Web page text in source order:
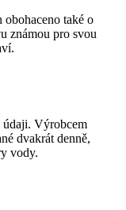
také o
známou pro svou
údaji. Výrobcem
dvakrát denně,
vody.